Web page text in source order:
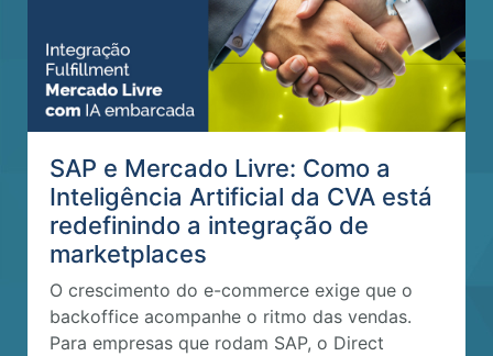
SAP e Mercado Livre: Como a
Inteligência Artificial da CVA está
redefinindo a integração de
marketplaces
O crescimento do e-commerce exige que o
backoffice acompanhe o ritmo das vendas.
Para empresas que rodam SAP, o Direct